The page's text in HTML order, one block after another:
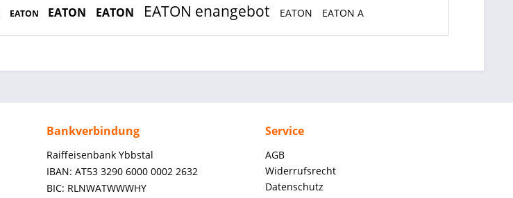
EATON EATON EATON EATON enangebot EATON EATON A
Bankverbindung
Raiffeisenbank Ybbstal
IBAN: AT53 3290 6000 0002 2632
BIC: RLNWATWWWHY
Service
AGB
Widerrufsrecht
Datenschutz